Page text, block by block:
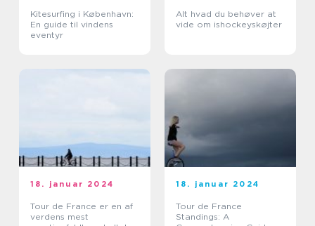
Kitesurfing i København:
En guide til vindens
eventyr
Alt hvad du behøver at
vide om ishockeyskøjter
18. januar 2024
Tour de France er en af
verdens mest
18. januar 2024
Tour de France
Standings: A